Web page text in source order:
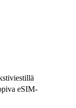
eSIM-